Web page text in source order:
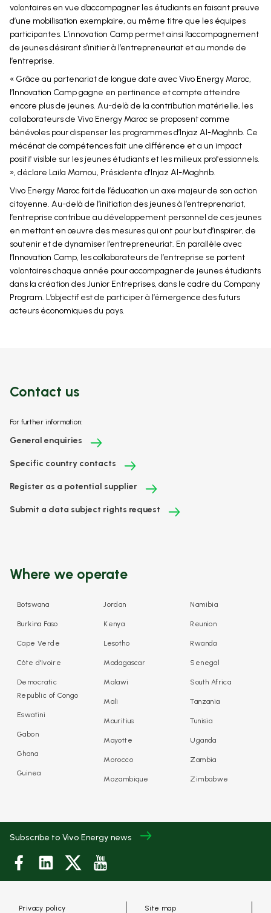
volontaires en vue d’accompagner les étudiants en faisant preuve
d’une mobilisation exemplaire, au même titre que les équipes
participantes. L’innovation Camp permet ainsi l’accompagnement
de jeunes désirant s’initier à l’entrepreneuriat et au monde de
l’entreprise.
« Grâce au partenariat de longue date avec Vivo Energy Maroc,
l’Innovation Camp gagne en pertinence et compte atteindre
encore plus de jeunes. Au-delà de la contribution matérielle, les
collaborateurs de Vivo Energy Maroc se proposent comme
bénévoles pour dispenser les programmes d’Injaz Al-Maghrib. Ce
mécénat de compétences fait une différence et a un impact
positif visible sur les jeunes étudiants et les milieux professionnels.
», déclare Laila Mamou, Présidente d'Injaz Al-Maghrib.
Vivo Energy Maroc fait de l’éducation un axe majeur de son action
citoyenne. Au-delà de l’initiation des jeunes à l’entreprenariat,
l’entreprise contribue au développement personnel de ces jeunes
en mettant en œuvre des mesures qui ont pour but d’inspirer, de
soutenir et de dynamiser l’entrepreneuriat. En parallèle avec
l’Innovation Camp, les collaborateurs de l’entreprise se portent
volontaires chaque année pour accompagner de jeunes étudiants
dans la création des Junior Entreprises, dans le cadre du Company
Program. L’objectif est de participer à l’émergence des futurs
acteurs économiques du pays.
Contact us
For further information:
General enquiries
Specific country contacts
Register as a potential supplier
Submit a data subject rights request
Where we operate
Botswana
Burkina Faso
Cape Verde
Côte d'Ivoire
Democratic
Republic of Congo
Eswatini
Gabon
Ghana
Guinea
Jordan
Kenya
Lesotho
Madagascar
Malawi
Mali
Mauritius
Mayotte
Morocco
Mozambique
Namibia
Reunion
Rwanda
Senegal
South Africa
Tanzania
Tunisia
Uganda
Zambia
Zimbabwe
Subscribe to Vivo Energy news
Privacy policy Site map